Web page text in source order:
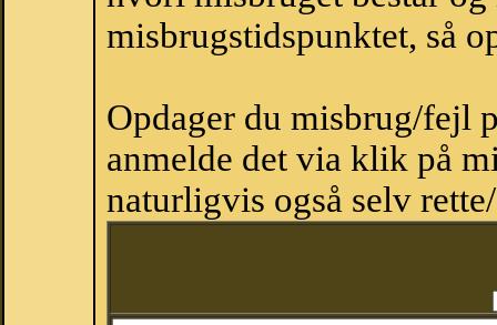
misbrugstidspunktet, så
Opdager du misbrug/fejl
anmelde det via klik på
naturligvis også selv